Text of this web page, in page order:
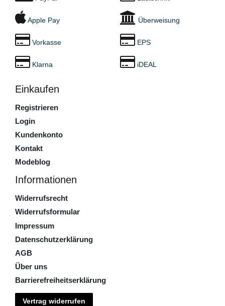
Apple Pay
Vorkasse
Klarna
Überweisung
EPS
iDEAL
Einkaufen
Registrieren
Login
Kundenkonto
Kontakt
Modeblog
Informationen
Widerrufsrecht
Widerrufsformular
Impressum
Datenschutzerklärung
AGB
Über uns
Barrierefreiheitserklärung
Vertrag widerrufen